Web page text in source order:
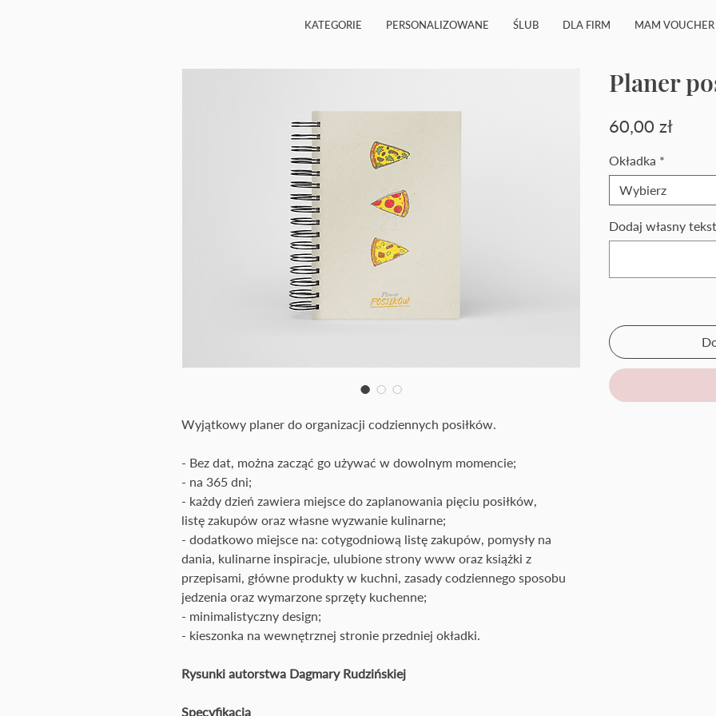
KATEGORIE PERSONALIZOWANE ŚLUB DLA FIRM MAM VOUCHER
Wyjątkowy planer do organizacji codziennych posiłków.
- Bez dat, można zacząć go używać w dowolnym momencie;
- na 365 dni;
- każdy dzień zawiera miejsce do zaplanowania pięciu posiłków,
listę zakupów oraz własne wyzwanie kulinarne;
- dodatkowo miejsce na: cotygodniową listę zakupów, pomysły na
dania, kulinarne inspiracje, ulubione strony www oraz książki z
przepisami, główne produkty w kuchni, zasady codziennego sposobu
jedzenia oraz wymarzone sprzęty kuchenne;
- minimalistyczny design;
- kieszonka na wewnętrznej stronie przedniej okładki.
Rysunki autorstwa Dagmary Rudzińskiej
Specyfikacja
Planer
60,00 złCena
Okładka *
Wybierz
Dodaj własny